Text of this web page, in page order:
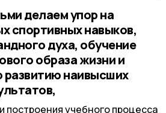
делаем упор на
спортивных навыков,
духа, обучение
образа жизни и
развитию наивысших
построения учебного процесса